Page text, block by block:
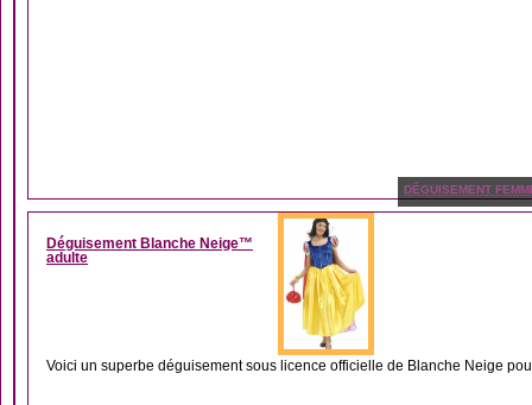
DÉGUISEMENT
Déguisement Blanche Neige™
adulte
Voici un superbe déguisement sous licence officielle de Blanche Neige